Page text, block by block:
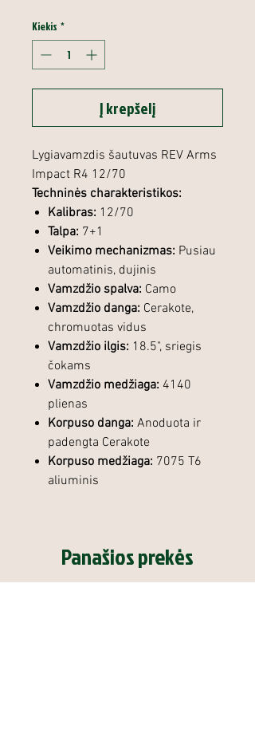
Kiekis *
Į krepšelį
Lygiavamzdis šautuvas REV Arms
Impact R4 12/70
Techninės charakteristikos:
Kalibras: 12/70
Talpa: 7+1
Veikimo mechanizmas: Pusiau
automatinis, dujinis
Vamzdžio spalva: Camo
Vamzdžio danga: Cerakote,
chromuotas vidus
Vamzdžio ilgis: 18.5", sriegis
čokams
Vamzdžio medžiaga: 4140
plienas
Korpuso danga: Anoduota ir
padengta Cerakote
Korpuso medžiaga: 7075 T6
aliuminis
Panašios prekės